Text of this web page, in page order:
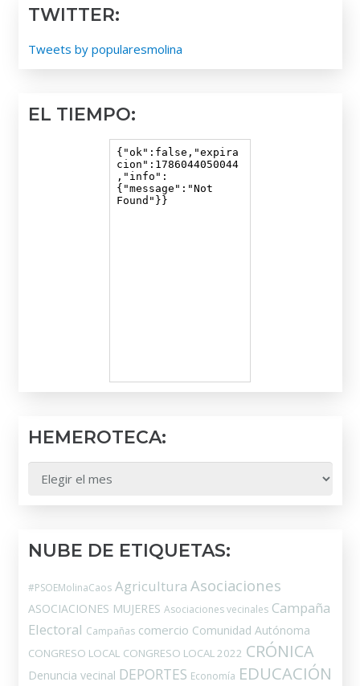
TWITTER:
Tweets by popularesmolina
EL TIEMPO:
HEMEROTECA:
HEMEROTECA:
NUBE DE ETIQUETAS:
#PSOEMolinaCaos Agricultura Asociaciones
ASOCIACIONES MUJERES Asociaciones vecinales Campaña
Electoral Campañas comercio Comunidad Autónoma
CONGRESO LOCAL CONGRESO LOCAL 2022 CRÓNICA
Denuncia vecinal DEPORTES Economía EDUCACIÓN